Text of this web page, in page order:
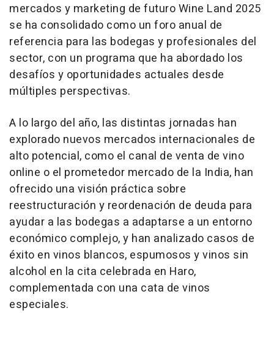
mercados y marketing de futuro Wine Land 2025
se ha consolidado como un foro anual de
referencia para las bodegas y profesionales del
sector, con un programa que ha abordado los
desafíos y oportunidades actuales desde
múltiples perspectivas.
A lo largo del año, las distintas jornadas han
explorado nuevos mercados internacionales de
alto potencial, como el canal de venta de vino
online o el prometedor mercado de la India, han
ofrecido una visión práctica sobre
reestructuración y reordenación de deuda para
ayudar a las bodegas a adaptarse a un entorno
económico complejo, y han analizado casos de
éxito en vinos blancos, espumosos y vinos sin
alcohol en la cita celebrada en Haro,
complementada con una cata de vinos
especiales.